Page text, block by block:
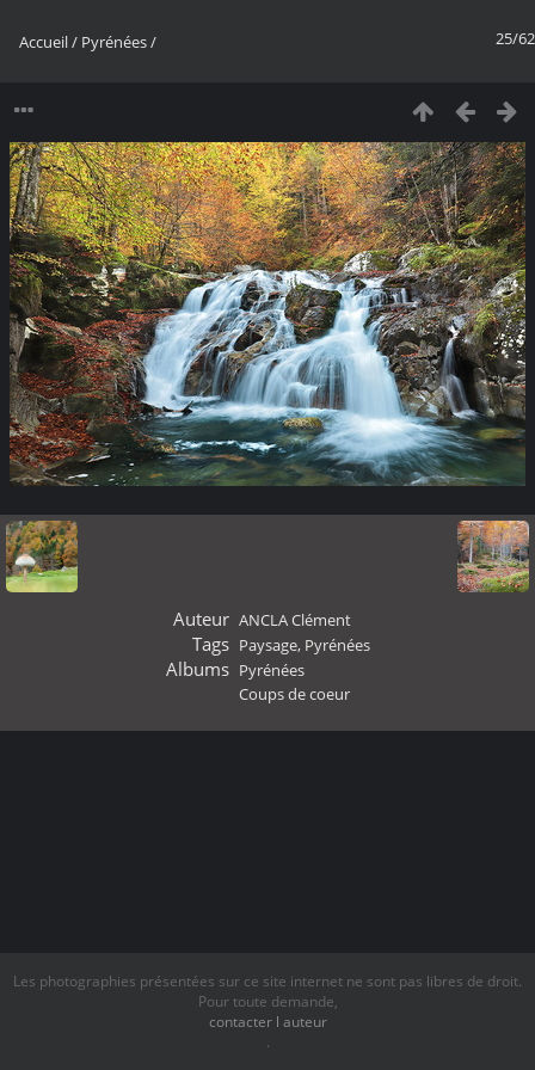
25/62
Accueil/ Pyrénées/
Auteur ANCLA Clément
Tags Paysage, Pyrénées
Albums Pyrénées
Coups de coeur
Les photographies présentées sur ce site internet ne sont pas libres de droit.
Pour toute demande,
contacter l auteur
.